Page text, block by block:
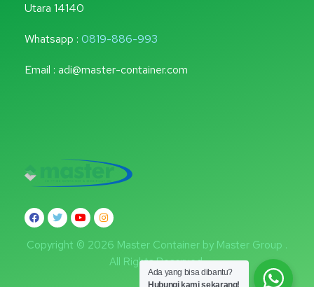
Utara 14140
Whatsapp : 0819-886-993
Email : adi@master-container.com
Copyright © 2026 Master Container by Master Group .
All Rights Reserved.
Ada yang bisa dibantu?
Hubungi kami sekarang!